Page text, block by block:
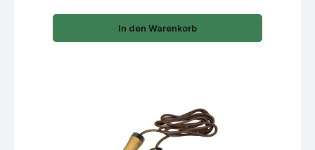
In den Warenkorb